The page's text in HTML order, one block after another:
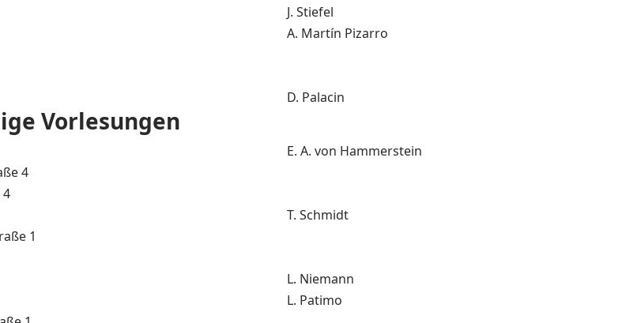
J. Stiefel
A. Martín Pizarro
D. Palacin
Vorlesungen
E. A. von Hammerstein
4
4
T. Schmidt
1
L. Niemann
L. Patimo